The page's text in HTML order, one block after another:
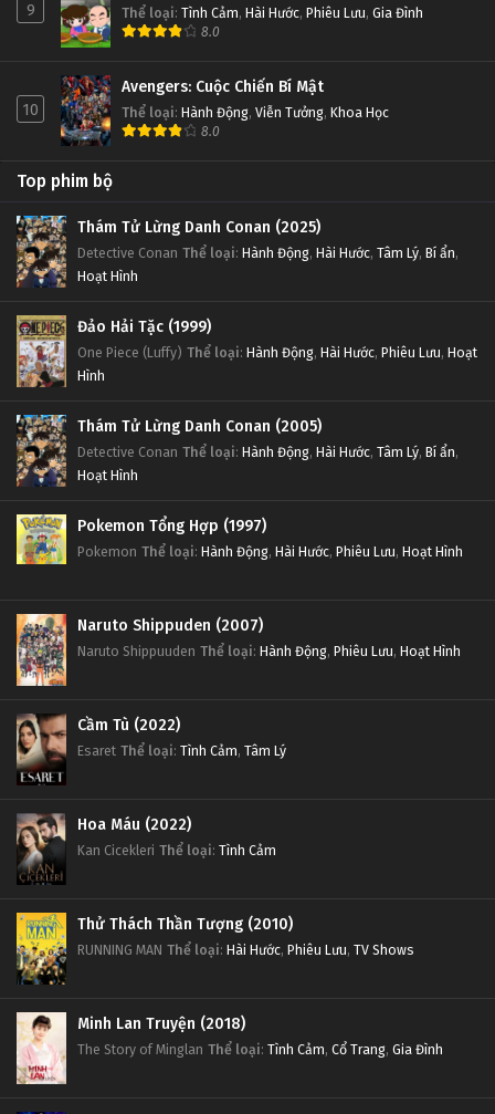
9 Thể loại: Tình Cảm, Hài Hước, Phiêu Lưu, Gia Đình
8.0
10
Avengers: Cuộc Chiến Bí Mật
Thể loại: Hành Động, Viễn Tưởng, Khoa Học
8.0
Top phim bộ
Thám Tử Lừng Danh Conan (2025)
Detective Conan Thể loại: Hành Động, Hài Hước, Tâm Lý, Bí ẩn,
Hoạt Hình
Đảo Hải Tặc (1999)
One Piece (Luffy) Thể loại: Hành Động, Hài Hước, Phiêu Lưu, Hoạt
Hình
Thám Tử Lừng Danh Conan (2005)
Detective Conan Thể loại: Hành Động, Hài Hước, Tâm Lý, Bí ẩn,
Hoạt Hình
Pokemon Tổng Hợp (1997)
Pokemon Thể loại: Hành Động, Hài Hước, Phiêu Lưu, Hoạt Hình
Naruto Shippuden (2007)
Naruto Shippuuden Thể loại: Hành Động, Phiêu Lưu, Hoạt Hình
Cầm Tù (2022)
Esaret Thể loại: Tình Cảm, Tâm Lý
Hoa Máu (2022)
Kan Cicekleri Thể loại: Tình Cảm
Thử Thách Thần Tượng (2010)
RUNNING MAN Thể loại: Hài Hước, Phiêu Lưu, TV Shows
Minh Lan Truyện (2018)
The Story of Minglan Thể loại: Tình Cảm, Cổ Trang, Gia Đình